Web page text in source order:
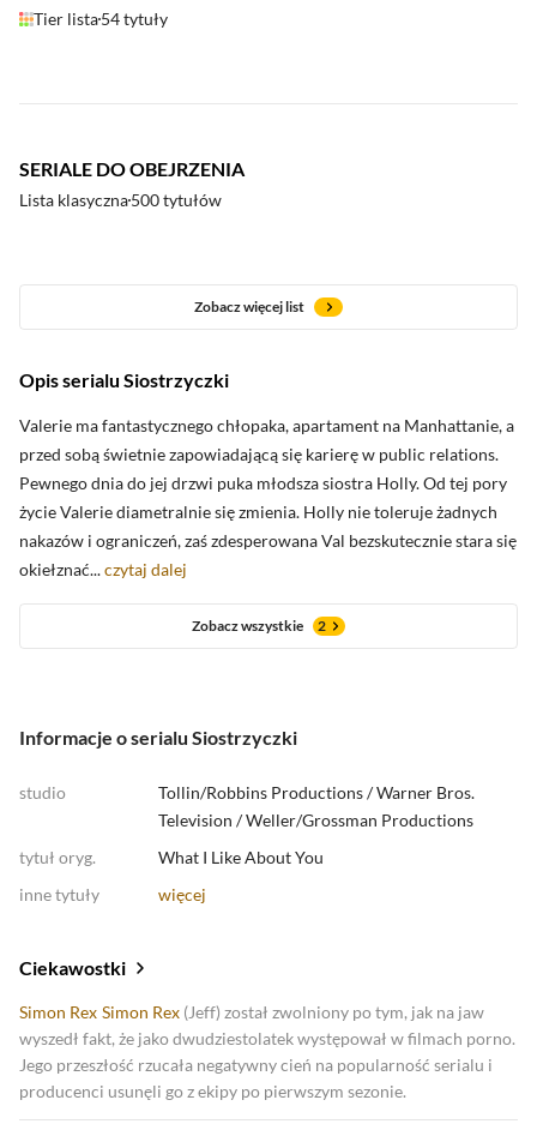
Tier lista54 tytuły
SERIALE DO OBEJRZENIA
Lista klasyczna500 tytułów
Zobacz więcej list
oceny krytyków
Zobacz oceny krytyków
Opis serialu Siostrzyczki
Valerie ma fantastycznego chłopaka, apartament na Manhattanie, a
przed sobą świetnie zapowiadającą się karierę w public relations.
Pewnego dnia do jej drzwi puka młodsza siostra Holly. Od tej pory
życie Valerie diametralnie się zmienia. Holly nie toleruje żadnych
nakazów i ograniczeń, zaś zdesperowana Val bezskutecznie stara się
okiełznać...czytaj dalej
Zobacz wszystkie 2
Informacje o serialu Siostrzyczki
studio Tollin/Robbins Productions/Warner Bros.
Television /Weller/Grossman Productions
tytuł oryg.
What I Like About You
inne tytuły
więcej
Ciekawostki
Simon Rex Simon Rex (Jeff) został zwolniony po tym, jak na jaw
wyszedł fakt, że jako dwudziestolatek występował w filmach porno.
Jego przeszłość rzucała negatywny cień na popularność serialu i
producenci usunęli go z ekipy po pierwszym sezonie.